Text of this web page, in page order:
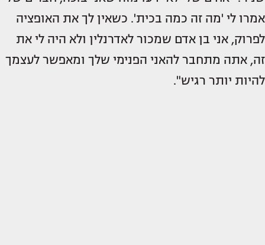
אמרו לי 'מה זה כמה בכית'. כשאין לך את האופציה
לפרוק, אני בן אדם שמכור לאדרנלין ולא היה לי את
זה, אתה מתחבר להאני הפנימי שלך ומאפשר לעצמך
להיות יותר רגיש".